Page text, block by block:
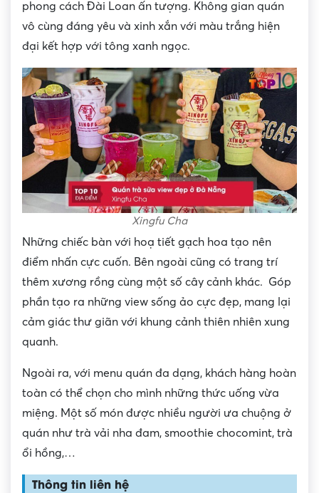
phong cách Đài Loan ấn tượng. Không gian quán
vô cùng đáng yêu và xinh xắn với màu trắng hiện
đại kết hợp với tông xanh ngọc.
Xingfu Cha
Những chiếc bàn với hoạ tiết gạch hoa tạo nên
điểm nhấn cực cuốn. Bên ngoài cũng có trang trí
thêm xương rồng cùng một số cây cảnh khác. Góp
phần tạo ra những view sống ảo cực đẹp, mang lại
cảm giác thư giãn với khung cảnh thiên nhiên xung
quanh.
Ngoài ra, với menu quán đa dạng, khách hàng hoàn
toàn có thể chọn cho mình những thức uống vừa
miệng. Một số món được nhiều người ưa chuộng ở
quán như trà vải nha đam, smoothie chocomint, trà
ổi hồng,…
Thông tin liên hệ